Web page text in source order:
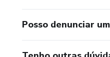
Posso denunciar